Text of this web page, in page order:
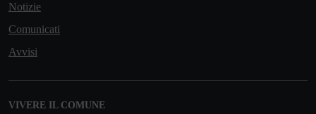
Notizie
Comunicati
Avvisi
VIVERE IL COMUNE